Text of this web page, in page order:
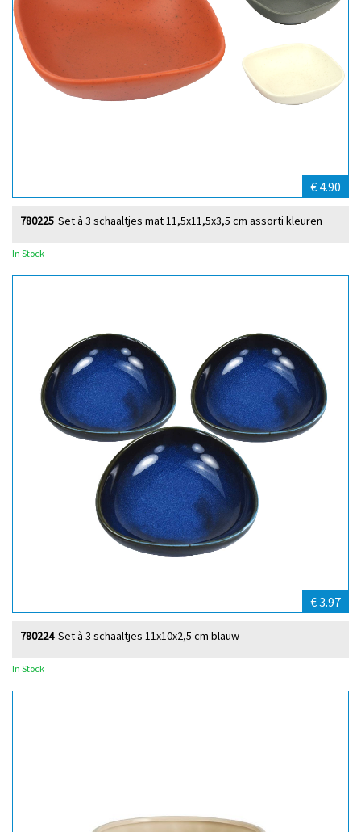
€ 4.90
Set à 3 schaaltjes mat 11,5x11,5x3,5 cm assorti kleuren
780225
In Stock
€ 3.97
Set à 3 schaaltjes 11x10x2,5 cm blauw
780224
In Stock